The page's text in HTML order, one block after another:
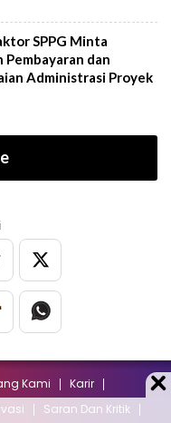
SPPG Minta
Pembayaran dan
Administrasi Proyek
Kami
Karir
Saran Dan Kritik